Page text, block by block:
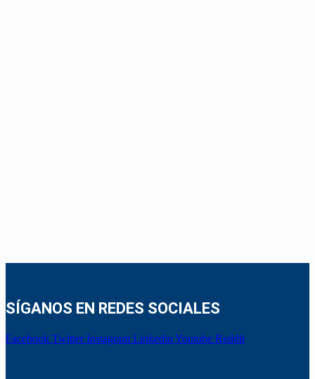
SÍGANOS EN REDES SOCIALES
Facebook Twitter Instagram Linkedin Youtube Reddit